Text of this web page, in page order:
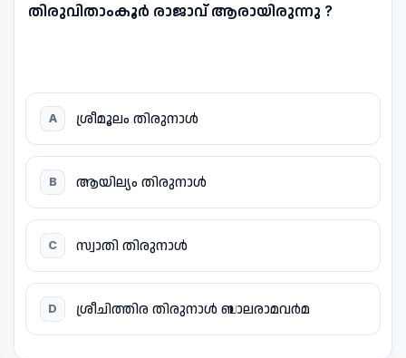
തിരുവിതാംകൂർ രാജാവ് ആരായിരുന്നു ?
A ശ്രീമൂലം തിരുനാൾ
B ആയില്യം തിരുനാൾ
C സ്വാതി തിരുനാൾ
D ശ്രീചിത്തിര തിരുനാൾ ബാലരാമവർമ